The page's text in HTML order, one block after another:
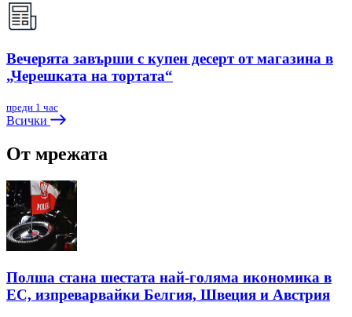
Вечерята завърши с купен десерт от магазина в
„Черешката на тортата“
преди 1 час
Всички
От мрежата
Полша стана шестата най-голяма икономика в
ЕС, изпреварвайки Белгия, Швеция и Австрия